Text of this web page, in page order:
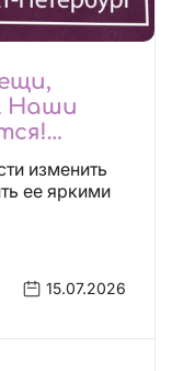
Наши
изменить
ее яркими
15.07.2026